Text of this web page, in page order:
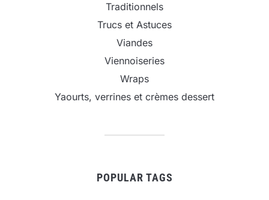
Traditionnels
Trucs et Astuces
Viandes
Viennoiseries
Wraps
Yaourts, verrines et crèmes dessert
POPULAR TAGS